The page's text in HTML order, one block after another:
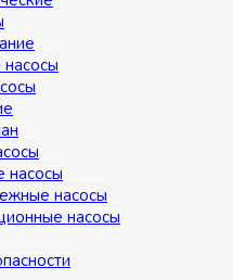
насосы
насосы
насосы